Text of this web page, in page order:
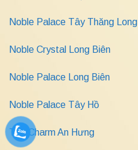
Noble Palace Tây Thăng Long
Noble Crystal Long Biên
Noble Palace Long Biên
Noble Palace Tây Hồ
The Charm An Hưng